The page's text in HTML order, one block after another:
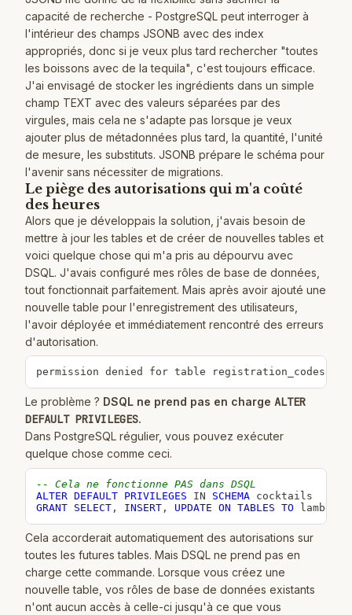
capacité de recherche - PostgreSQL peut interroger à
l'intérieur des champs JSONB avec des index
appropriés, donc si je veux plus tard rechercher "toutes
les boissons avec de la tequila", c'est toujours efficace.
J'ai envisagé de stocker les ingrédients dans un simple
champ TEXT avec des valeurs séparées par des
virgules, mais cela ne s'adapte pas lorsque je veux
ajouter plus de métadonnées plus tard, la quantité, l'unité
de mesure, les substituts. JSONB prépare le schéma pour
l'avenir sans nécessiter de migrations.
Le piège des autorisations qui m'a coûté
des heures
Alors que je développais la solution, j'avais besoin de
mettre à jour les tables et de créer de nouvelles tables et
voici quelque chose qui m'a pris au dépourvu avec
DSQL. J'avais configuré mes rôles de base de données,
tout fonctionnait parfaitement. Mais après avoir ajouté une
nouvelle table pour l'enregistrement des utilisateurs,
l'avoir déployée et immédiatement rencontré des erreurs
d'autorisation.
permission denied for table registration_codes
Le problème ? DSQL ne prend pas en charge ALTER
DEFAULT PRIVILEGES.
Dans PostgreSQL régulier, vous pouvez exécuter
quelque chose comme ceci.
-- Cela ne fonctionne PAS dans DSQL
ALTER DEFAULT PRIVILEGES IN SCHEMA
GRANT
SELECT, INSERT, UPDATE ON TABLES TO
Cela accorderait automatiquement des autorisations sur
toutes les futures tables. Mais DSQL ne prend pas en
charge cette commande. Lorsque vous créez une
nouvelle table, vos rôles de base de données existants
n'ont aucun accès à celle-ci jusqu'à ce que vous